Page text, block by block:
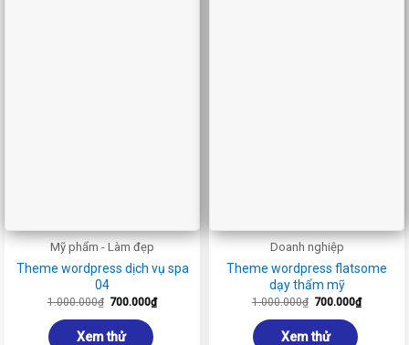
Mỹ phẩm - Làm đẹp
Theme wordpress dịch vụ spa
04
1.000.000₫ Giá
là:
1.000.000₫.
700.000₫Giá
hiện
Xem thử
Doanh nghiệp
Theme wordpress flatsome
dạy thẩm mỹ
1.000.000₫ Giá
là:
1.000.000₫.
700.000₫Giá
hiện
Xem thử